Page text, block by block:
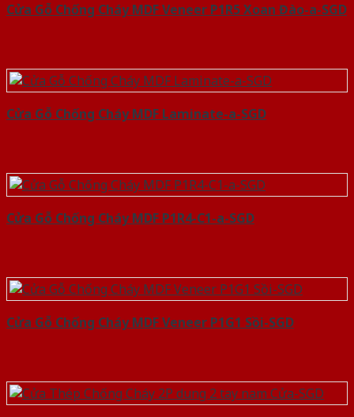
Cửa Gỗ Chống Cháy MDF Veneer P1R5 Xoan Đào-a-SGD
Cửa Gỗ Chống Cháy MDF Laminate-a-SGD
Cửa Gỗ Chống Cháy MDF P1R4-C1-a-SGD
Cửa Gỗ Chống Cháy MDF Veneer P1G1 Sồi-SGD